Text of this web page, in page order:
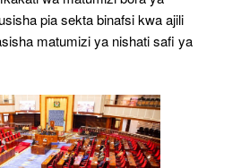
pia sekta binafsi kwa ajili
matumizi ya nishati safi ya